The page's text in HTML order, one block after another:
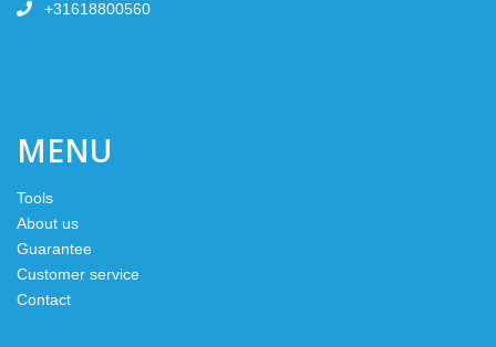
+31618800560
MENU
Tools
About us
Guarantee
Customer service
Contact